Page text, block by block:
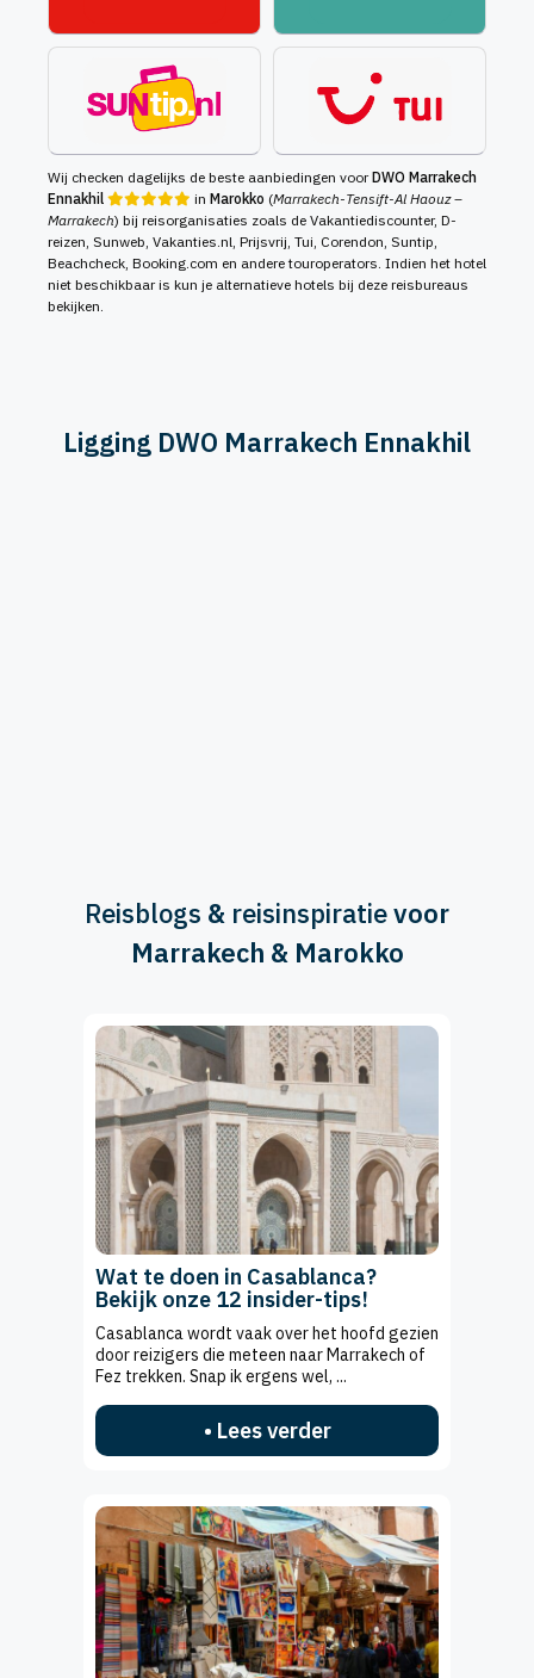
Wij checken dagelijks de beste aanbiedingen voorDWO Marrakech
Ennakhil
in Marokko (Marrakech-Tensift-Al Haouz –
Marrakech) bij reisorganisaties zoals de Vakantiediscounter, D-
reizen, Sunweb, Vakanties.nl, Prijsvrij, Tui, Corendon, Suntip,
Beachcheck, Booking.com en andere touroperators. Indien het hotel
niet beschikbaar is kun je alternatieve hotels bij deze reisbureaus
bekijken.
Ligging DWO Marrakech Ennakhil
Reisblogs & reisinspiratievoor
Marrakech & Marokko
Wat te doen in Casablanca?
Bekijk onze 12 insider-tips!
Casablanca wordt vaak over het hoofd gezien
door reizigers die meteen naar Marrakech of
Fez trekken. Snap ik ergens wel, ...
• Lees verder